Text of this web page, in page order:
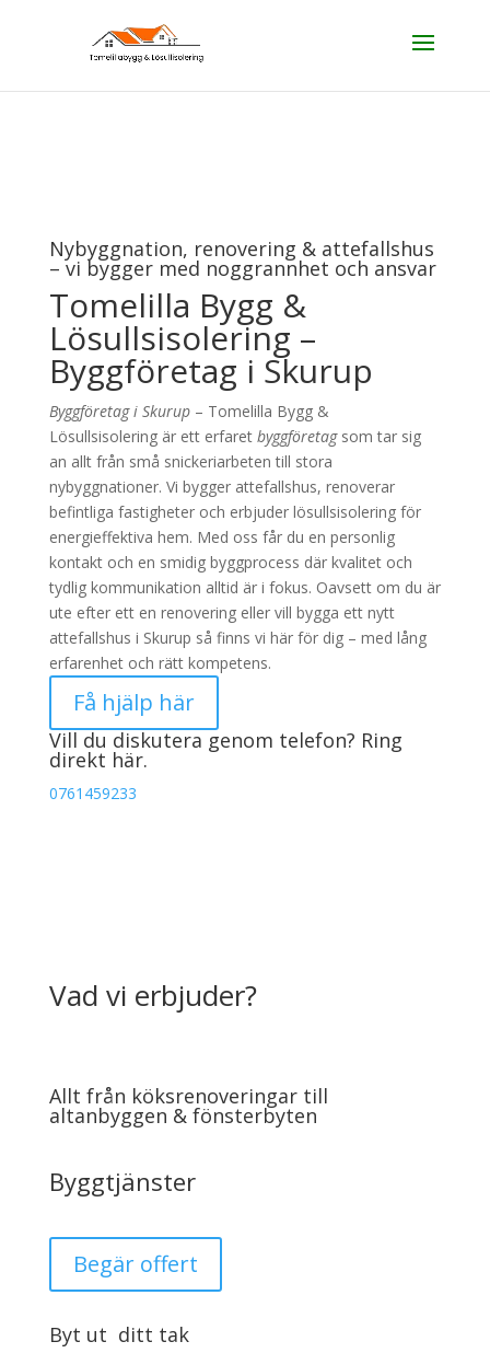
Nybyggnation, renovering & attefallshus
– vi bygger med noggrannhet och ansvar
Tomelilla Bygg &
Lösullsisolering –
Byggföretag i Skurup
Byggföretag i Skurup– Tomelilla Bygg &
Lösullsisolering är ett erfaret byggföretagsom tar sig
an allt från små snickeriarbeten till stora
nybyggnationer. Vi bygger attefallshus, renoverar
befintliga fastigheter och erbjuder lösullsisolering för
energieffektiva hem. Med oss får du en personlig
kontakt och en smidig byggprocess där kvalitet och
tydlig kommunikation alltid är i fokus. Oavsett om du är
ute efter ett en renovering eller vill bygga ett nytt
attefallshus i Skurup så finns vi här för dig – med lång
erfarenhet och rätt kompetens.
Få hjälp här
Vill du diskutera genom telefon? Ring
direkt här.
0761459233
Vad vi erbjuder?
Allt från köksrenoveringar till
altanbyggen & fönsterbyten
Byggtjänster
Begär offert
Byt ut ditt tak